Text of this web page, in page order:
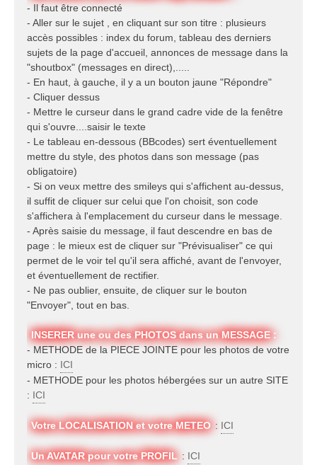
- Il faut être connecté
- Aller sur le sujet , en cliquant sur son titre : plusieurs
accès possibles : index du forum, tableau des derniers
sujets de la page d'accueil, annonces de message dans la
"shoutbox" (messages en direct),.....
- En haut, à gauche, il y a un bouton jaune "Répondre"
- Cliquer dessus
- Mettre le curseur dans le grand cadre vide de la fenêtre
qui s'ouvre....saisir le texte
- Le tableau en-dessous (BBcodes) sert éventuellement
mettre du style, des photos dans son message (pas
obligatoire)
- Si on veux mettre des smileys qui s'affichent au-dessus,
il suffit de cliquer sur celui que l'on choisit, son code
s'affichera à l'emplacement du curseur dans le message.
- Après saisie du message, il faut descendre en bas de
page : le mieux est de cliquer sur "Prévisualiser" ce qui
permet de le voir tel qu'il sera affiché, avant de l'envoyer,
et éventuellement de rectifier.
- Ne pas oublier, ensuite, de cliquer sur le bouton
"Envoyer", tout en bas.
INSERER une ou des PHOTOS dans un MESSAGE :
- METHODE de la PIECE JOINTE pour les photos de votre
micro : ICI
- METHODE pour les photos hébergées sur un autre SITE
: ICI
Votre LOCALISATION et votre METEO : ICI
Un AVATAR pour votre PROFIL : ICI